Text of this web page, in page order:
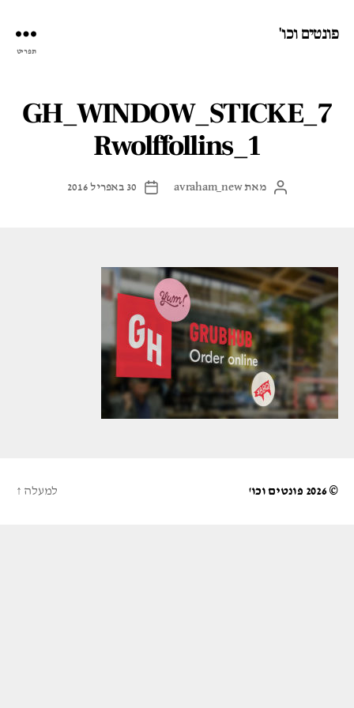
פונטים וכו'
תפריט
7_GH_WINDOW_STICKE
Rwolffollins_1
המחבר
מאתavraham_new
תאריך
30 באפריל 2016
© 2026 פונטים וכו' למעלה ↑